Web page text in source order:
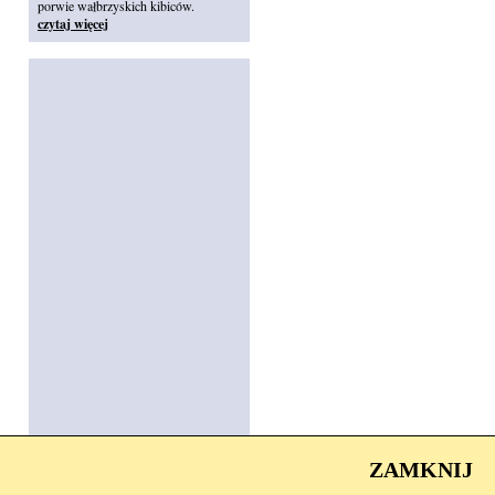
ZAMKNIJ
porwie wałbrzyskich kibiców.
czytaj więcej